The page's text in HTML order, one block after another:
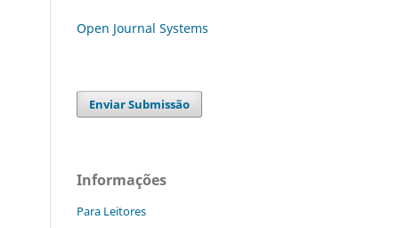
Open Journal Systems
Enviar Submissão
Informações
Para Leitores